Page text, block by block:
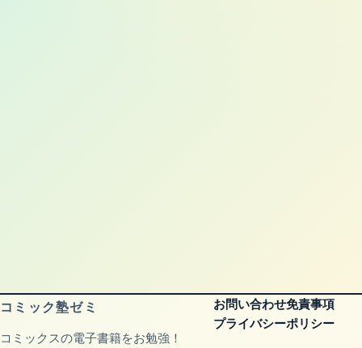
コミック塾ゼミ
コミックスの電子書籍をお勉強！
お問い合わせ免責事項
プライバシーポリシー